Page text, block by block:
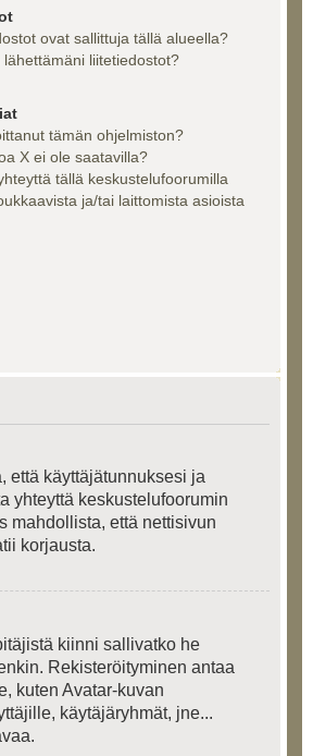
ovat sallittuja tällä alueella?
lähettämäni liitetiedostot?
tämän ohjelmiston?
X ei ole saatavilla?
tällä keskustelufoorumilla
ja/tai laittomista asioista
että käyttäjätunnuksesi ja
yhteyttä keskustelufoorumin
mahdollista, että nettisivun
korjausta.
kiinni sallivatko he
Rekisteröityminen antaa
kuten Avatar-kuvan
käytäjäryhmät, jne...